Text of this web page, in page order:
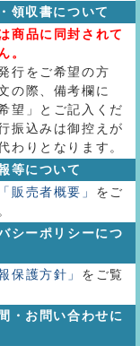
領収書について
商品に同封されて
。
行をご希望の方
の際、備考欄に
望」とご記入くだ
振込みは御控えが
わりとなります。
等について
「販売者概要」 をご
シーポリシーにつ
保護方針」 をご覧
・お問い合わせに